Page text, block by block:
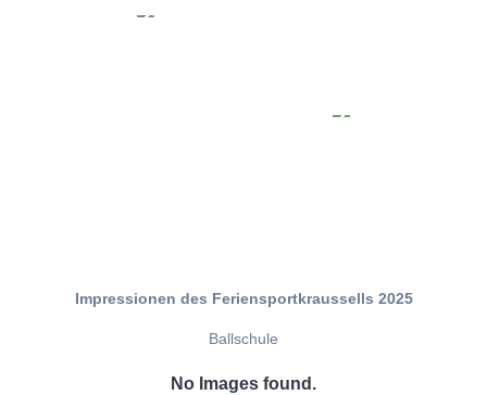
Impressionen des Feriensportkraussells 2025
Ballschule
No Images found.